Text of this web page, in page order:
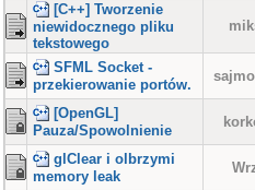
[C++] Tworzenie
niewidocznego pliku
tekstowego
SFML Socket -
przekierowanie portów.
[OpenGL]
Pauza/Spowolnienie
glClear i olbrzymi
memory leak